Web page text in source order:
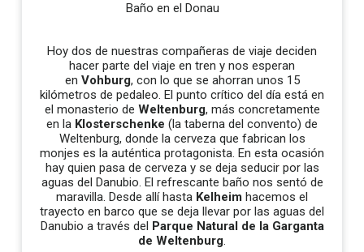
Baño en el Donau
Hoy dos de nuestras compañeras de viaje deciden
hacer parte del viaje en tren y nos esperan
en Vohburg, con lo que se ahorran unos 15
kilómetros de pedaleo. El punto crítico del día está en
el monasterio de Weltenburg, más concretamente
en la Klosterschenke (la taberna del convento) de
Weltenburg, donde la cerveza que fabrican los
monjes es la auténtica protagonista. En esta ocasión
hay quien pasa de cerveza y se deja seducir por las
aguas del Danubio. El refrescante baño nos sentó de
maravilla. Desde allí hasta Kelheim hacemos el
trayecto en barco que se deja llevar por las aguas del
Danubio a través del Parque Natural de la Garganta
de Weltenburg.